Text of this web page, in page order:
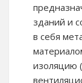
зданий и
в себя
изоляцию